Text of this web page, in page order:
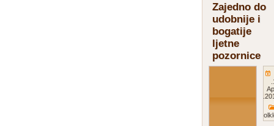
Zajedno do
udobnije i
bogatije
ljetne
pozornice